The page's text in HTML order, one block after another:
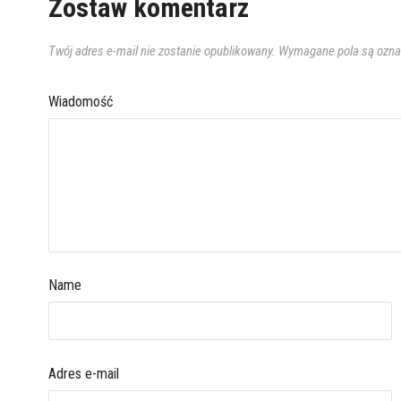
Zostaw komentarz
Twój adres e-mail nie zostanie opublikowany. Wymagane pola są
Wiadomość
Name
Adres e-mail